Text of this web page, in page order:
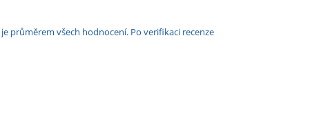
průměrem všech hodnocení. Po verifikaci recenze